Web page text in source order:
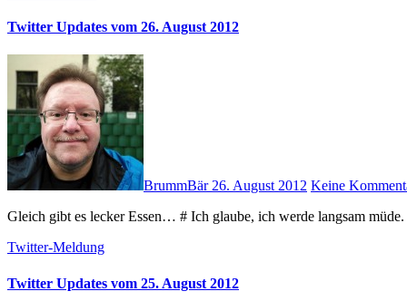
Twitter Updates vom 26. August 2012
BrummBär26. August 2012 Keine
Gleich gibt es lecker Essen… # Ich glaube, ich werde langsam
Twitter-Meldung
Twitter Updates vom 25. August 2012